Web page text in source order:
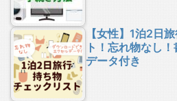
【女性】1泊2日
ト！忘れ物なし
データ付き